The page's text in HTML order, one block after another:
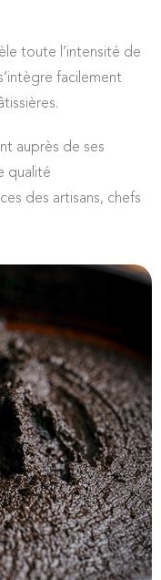
toute l’intensité de
facilement
auprès de ses
qualité
des artisans, chefs